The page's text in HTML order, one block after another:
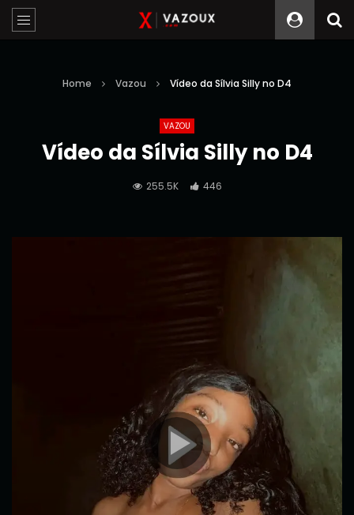
Home Vazou Vídeo da Sílvia Silly no D4
VAZOU
Vídeo da Sílvia Silly no D4
255.5K 446